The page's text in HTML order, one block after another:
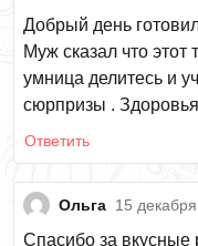
Добрый день
Муж сказал что
умница делитесь и
сюрпризы .
Ответить
Ольга 15
Спасибо за вкусные